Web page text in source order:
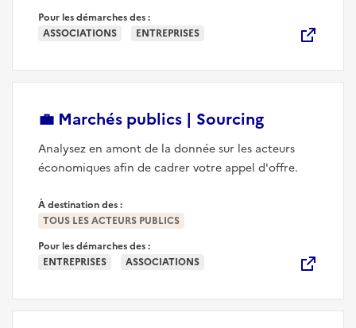
Pour les démarches des :
ASSOCIATIONS
ENTREPRISES
💼 Marchés publics | Sourcing(nouvelle
Analysez en amont de la donnée sur les acteurs
économiques afin de cadrer votre appel d'offre.
À destination des :
TOUS LES ACTEURS PUBLICS
Pour les démarches des :
ENTREPRISES
ASSOCIATIONS